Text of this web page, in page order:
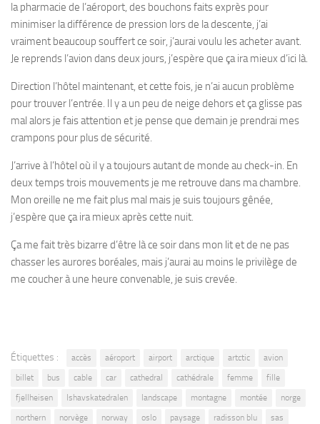
la pharmacie de l’aéroport, des bouchons faits exprès pour
minimiser la différence de pression lors de la descente, j’ai
vraiment beaucoup souffert ce soir, j’aurai voulu les acheter avant.
Je reprends l’avion dans deux jours, j’espère que ça ira mieux d’ici là.
Direction l’hôtel maintenant, et cette fois, je n’ai aucun problème
pour trouver l’entrée. Il y a un peu de neige dehors et ça glisse pas
mal alors je fais attention et je pense que demain je prendrai mes
crampons pour plus de sécurité.
J’arrive à l’hôtel où il y a toujours autant de monde au check-in. En
deux temps trois mouvements je me retrouve dans ma chambre.
Mon oreille ne me fait plus mal mais je suis toujours gênée,
j’espère que ça ira mieux après cette nuit.
Ça me fait très bizarre d’être là ce soir dans mon lit et de ne pas
chasser les aurores boréales, mais j’aurai au moins le privilège de
me coucher à une heure convenable, je suis crevée.
Étiquettes : accès aéroport airport arctique artctic
avion
billet
bus cable car cathedral cathédrale femme
fille
fjellheisen
Ishavskatedralen landscape montagne montée
norge
northern
norvège norway oslo paysage radisson blu
sas